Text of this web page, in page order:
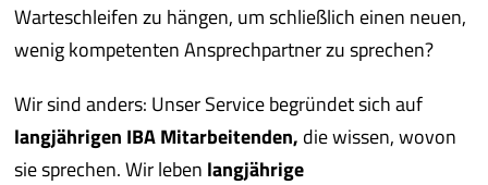
Warteschleifen zu hängen, um schließlich einen neuen,
wenig kompetenten Ansprechpartner zu sprechen?
Wir sind anders: Unser Service begründet sich auf
langjährigen IBA Mitarbeitenden, die wissen, wovon
sie sprechen. Wir leben langjährige